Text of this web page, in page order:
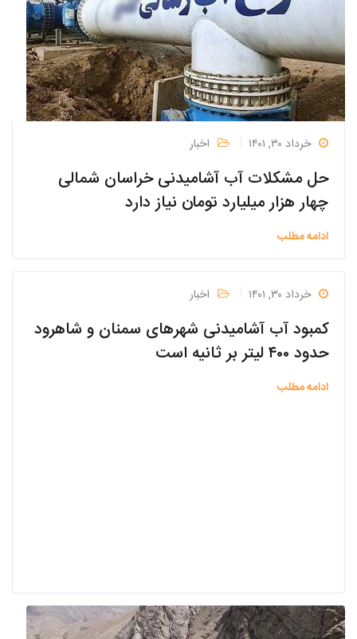
خرداد ۳۰, ۱۴۰۱ اخبار
حل مشکلات آب آشامیدنی خراسان شمالی
چهار هزار میلیارد تومان نیاز دارد
ادامه مطلب
خرداد ۳۰, ۱۴۰۱ اخبار
کمبود آب آشامیدنی شهرهای سمنان و شاهرود
حدود ۴۰۰ لیتر بر ثانیه است
ادامه مطلب